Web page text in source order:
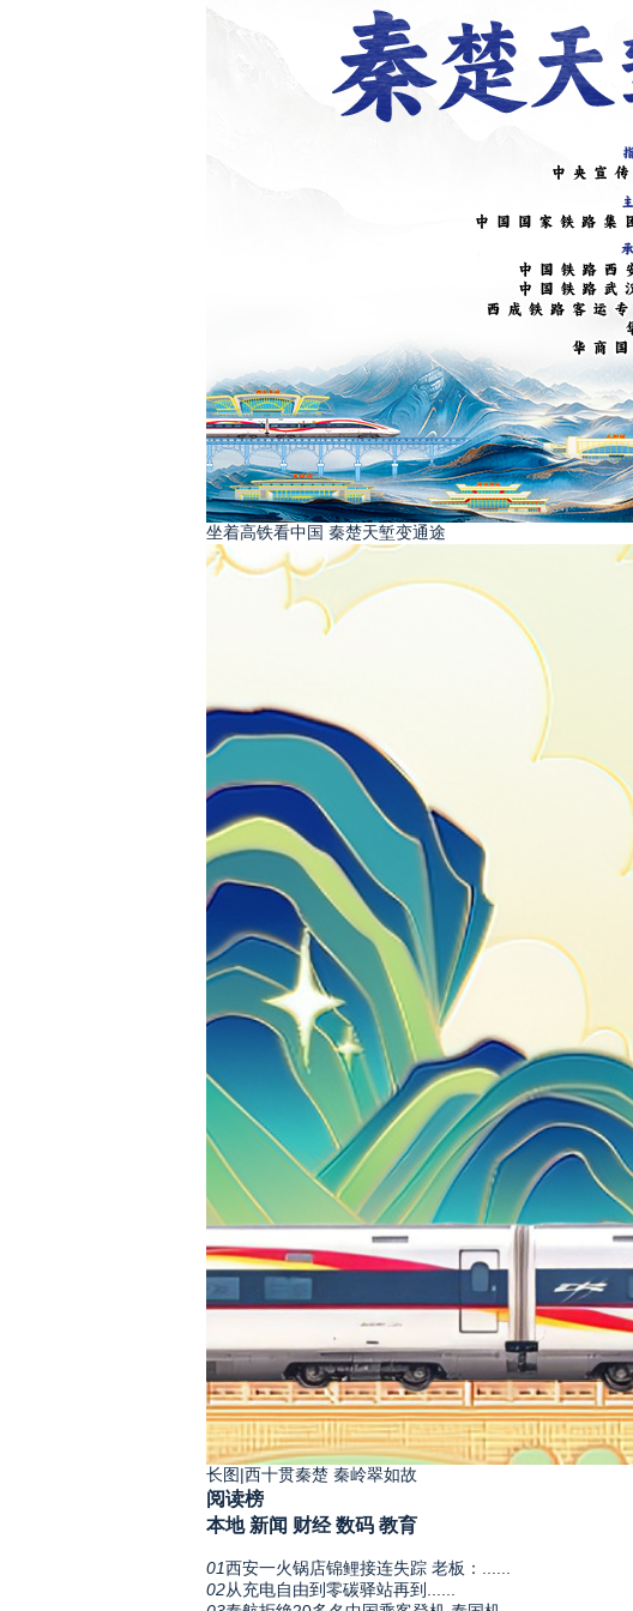
坐着高铁看中国 秦楚天堑变通途
长图|西十贯秦楚 秦岭翠如故
阅读榜
本地 新闻 财经 数码 教育
01西安一火锅店锦鲤接连失踪 老板：......
02从充电自由到零碳驿站再到......